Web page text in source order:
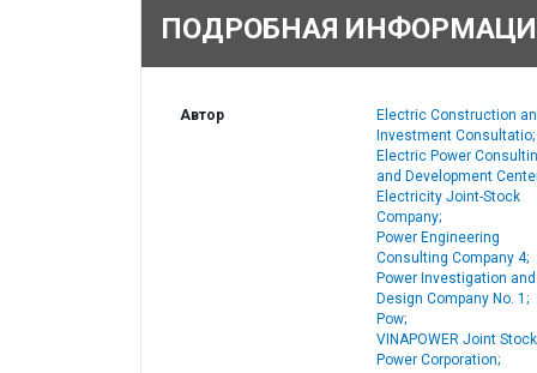
ПОДРОБНАЯ
Автор
Electric Construction
Investment Consultatio;
Electric Power
and Development
Electricity Joint-Stock
Company;
Power Engineering
Consulting Company 4;
Power Investigation and
Design Company No. 1;
Pow;
VINAPOWER Joint Stock
Power Corporation;